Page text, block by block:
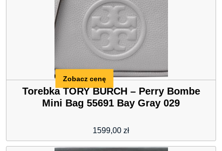
Torebka TORY BURCH – Perry Bombe
Mini Bag 55691 Bay Gray 029
1599,00 zł
Zobacz cenę